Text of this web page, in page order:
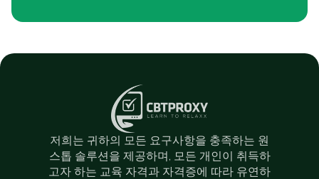
저희는 귀하의 모든 요구사항을 충족하는 원
스톱 솔루션을 제공하며, 모든 개인이 취득하
고자 하는 교육 자격과 자격증에 따라 유연하